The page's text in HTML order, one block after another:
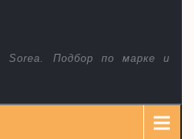
Sorea. Подбор по марке и